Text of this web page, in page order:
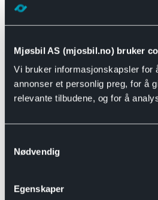
Mjøsbil AS (mjosbil.no) bruker
Vi bruker informasjonskapsler for
annonser et personlig preg, for å
relevante tilbudene, og for å
Nødvendig
Egenskaper
Motor og drivverk
Se alle Universal
Bremsedeler
Se alle
Bremsenippler
Drivline og motor
Se alle
Eksosanlegg